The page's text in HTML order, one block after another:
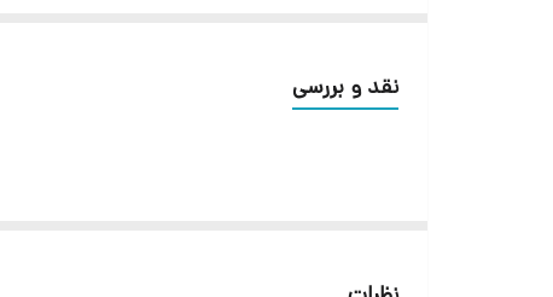
نقد و بررسی